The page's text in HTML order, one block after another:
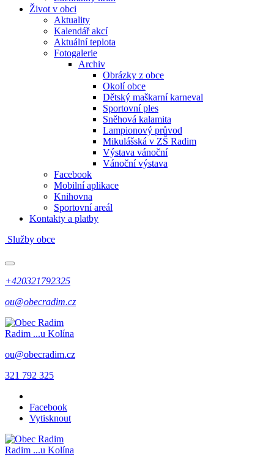
Život v obci
Aktuality
Kalendář akcí
Aktuální teplota
Fotogalerie
Archiv
Obrázky z obce
Okolí obce
Dětský maškarní karneval
Sportovní ples
Sněhová kalamita
Lampionový průvod
Mikulášská v ZŠ Radim
Výstava vánoční
Vánoční výstava
Facebook
Mobilní aplikace
Knihovna
Sportovní areál
Kontakty a platby
Služby obce
+420321792325
ou@obecradim.cz
Radim ...u Kolína
ou@obecradim.cz
321 792 325
Facebook
Vytisknout
Radim ...u Kolína